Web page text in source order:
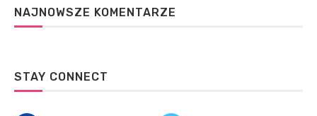
NAJNOWSZE KOMENTARZE
STAY CONNECT